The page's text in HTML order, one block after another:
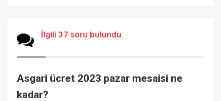
İlgili 37 soru bulundu
Asgari ücret 2023 pazar mesaisi ne
kadar?